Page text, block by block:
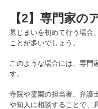
【2】専門家の
墓じまいを初めて行う場合
ことが多いでしょう。
このような場合には、専門
す。
寺院や霊園の担当者、弁護
や知人に相談することで、